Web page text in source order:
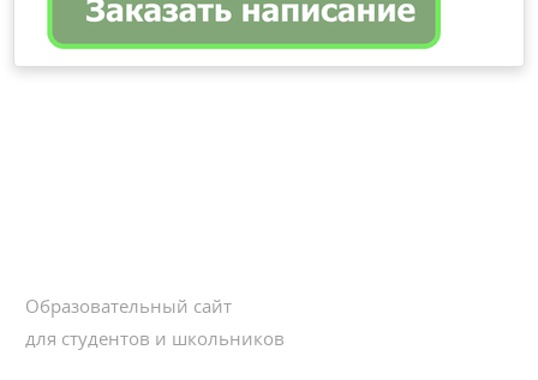
Образовательный сайт
для студентов и школьников